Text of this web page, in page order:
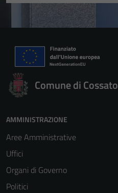
Comune di Cossato
AMMINISTRAZIONE
Aree Amministrative
Uffici
Organi di Governo
Politici